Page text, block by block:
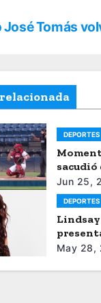
José Tomás
DEPORTES
de
Jun 25,
DEPORTES
May 28,